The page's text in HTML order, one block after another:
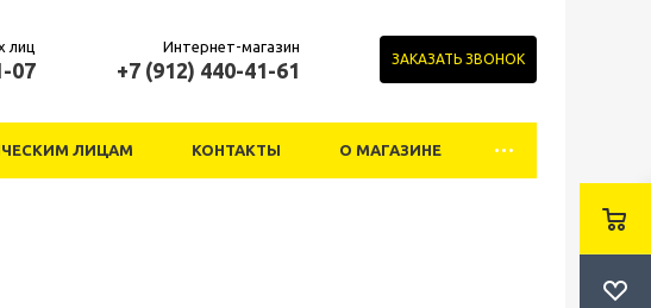
лиц
07
Интернет-магазин
+7 (912) 440-41-61 ЗАКАЗАТЬ ЗВОНОК
ЛИЦАМ КОНТАКТЫ О МАГАЗИНЕ